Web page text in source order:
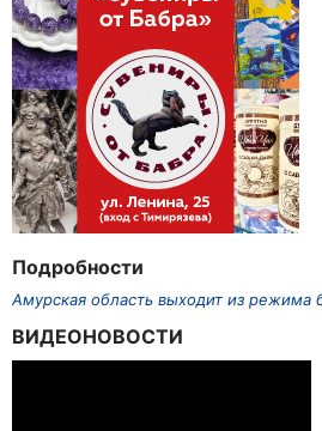
Подробности
Амурская область выходит из режима
ВИДЕОНОВОСТИ